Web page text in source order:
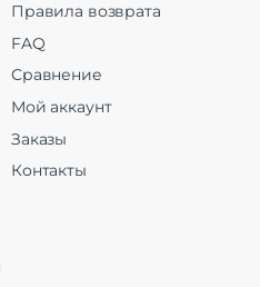
Правила возврата
FAQ
Сравнение
Мой аккаунт
Заказы
Контакты